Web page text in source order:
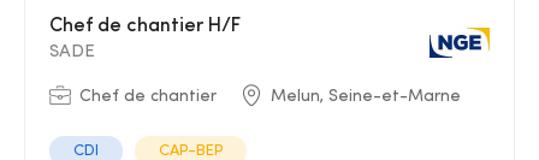
Chef de chantier H/F
SADE
Chef de chantier Melun, Seine-et-Marne
CDI CAP-BEP